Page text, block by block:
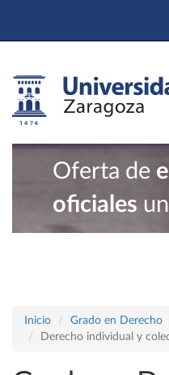
Oferta de
oficiales
Inicio Grado en Derecho
Derecho individual y